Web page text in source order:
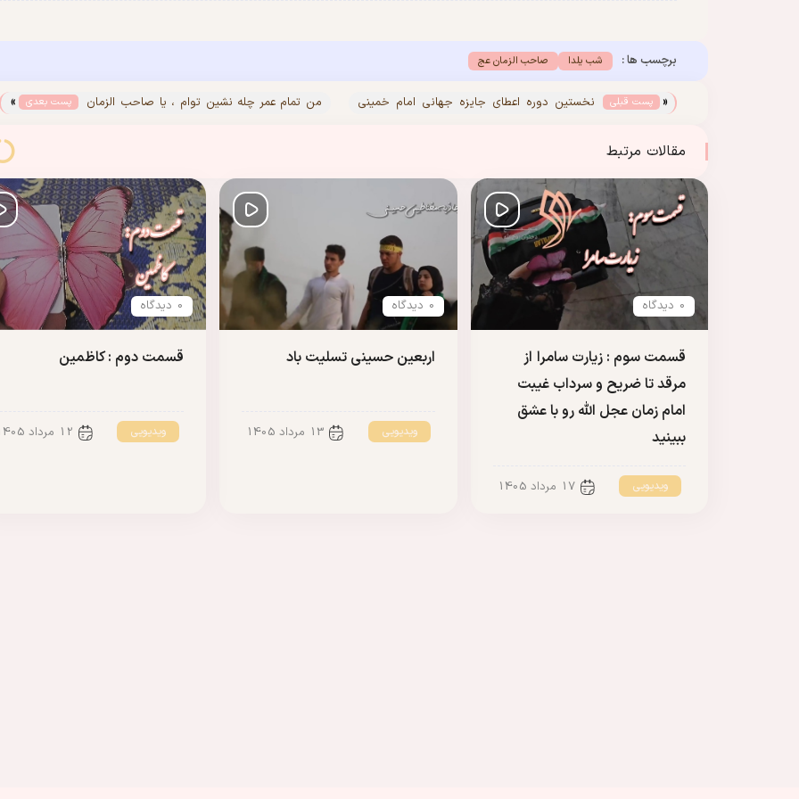
برچسب ها : شب یلدا صاحب الزمان عج
« پست قبلی
نخستین دوره اعطای جایزه جهانی امام خمینی
من تمام عمر چله نشین توام ، یا صاحب الزمان
پست بعدی »
مقالات مرتبط
0 دیدگاه
قسمت سوم : زیارت سامرا از
مرقد تا ضریح و سرداب غیبت
امام زمان عجل الله رو با عشق
ببینید
ویدیویی 17 مرداد 1405
0 دیدگاه
اربعین حسینی تسلیت باد
ویدیویی 13 مرداد 1405
0 دیدگاه
قسمت دوم : کاظمین
ویدیویی 12 مرداد 1405